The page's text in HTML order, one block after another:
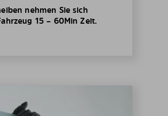
nehmen Sie sich
15 – 60Min Zeit.